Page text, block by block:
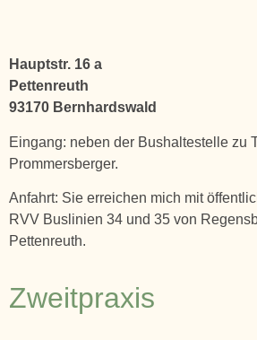
Hauptstr. 16 a
Pettenreuth
93170 Bernhardswald
Eingang: neben der Bushaltestelle zu
Prommersberger.
Anfahrt: Sie erreichen mich mit
RVV Buslinien 34 und 35 von
Pettenreuth.
Zweitpraxis